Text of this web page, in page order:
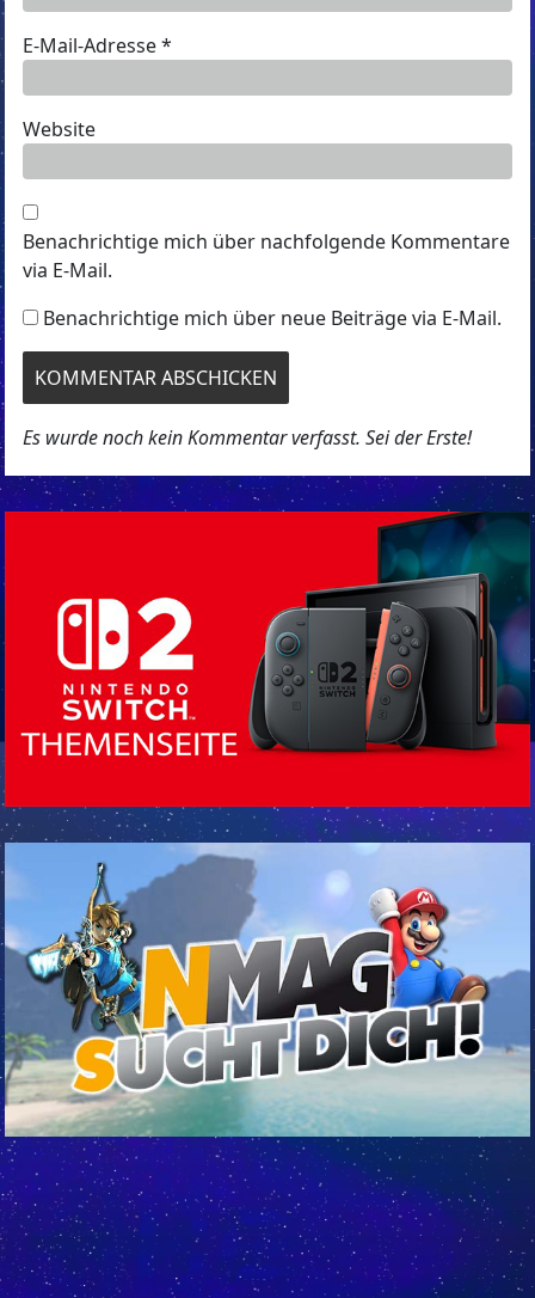
E-Mail-Adresse*
Website
Benachrichtige mich über nachfolgende Kommentare
via E-Mail.
Benachrichtige mich über neue Beiträge via E-Mail.
Es wurde noch kein Kommentar verfasst. Sei der Erste!